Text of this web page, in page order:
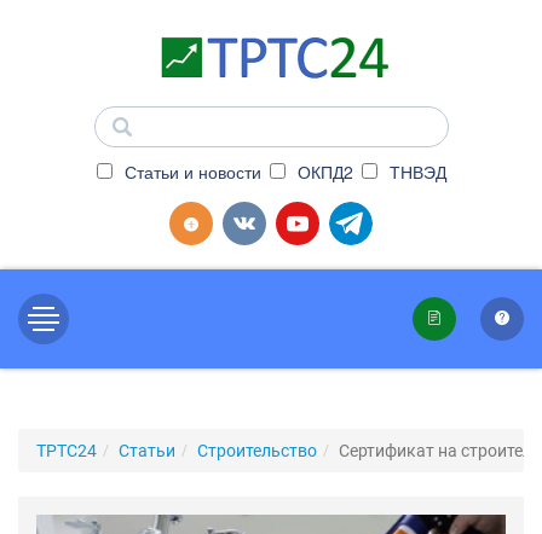
Статьи и новости ОКПД2 ТНВЭД
ТРТС24 Статьи Строительство Сертификат на